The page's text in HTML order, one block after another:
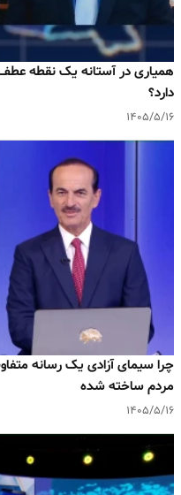
همیاری در آستانه یک نقطه
دارد؟
۱۴۰۵/۵/۱۶
چرا سیمای آزادی یک رسانه
مردم ساخته شده
۱۴۰۵/۵/۱۶